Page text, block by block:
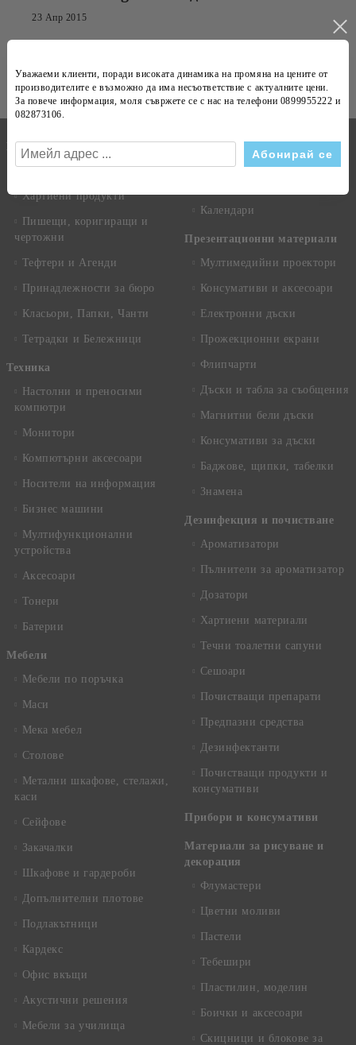
23 Апр 2015
Виж всички
Канцеларски материали
Копирна хартия
Хартиени продукти
Пишещи, коригиращи и
чертожни
Тефтери и Агенди
Принадлежности за бюро
Класьори, Папки, Чанти
Тетрадки и Бележници
Техника
Настолни и преносими
компютри
Монитори
Компютърни аксесоари
Носители на информация
Бизнес машини
Мултифункционални
устройства
Аксесоари
Тонери
Батерии
Mебели
Мебели по поръчка
Маси
Мека мебел
Столове
Метални шкафове, стелажи,
каси
Сейфове
Закачалки
Шкафове и гардероби
Допълнителни плотове
Подлакътници
Кардекс
Офис вкъщи
Акустични решения
Мебели за училища
Календари
Презентационни материали
Мултимедийни проектори
Консумативи и аксесоари
Електронни дъски
Прожекционни екрани
Флипчарти
Дъски и табла за съобщения
Магнитни бели дъски
Консумативи за дъски
Баджове, щипки, табелки
Знамена
Дезинфекция и почистване
Ароматизатори
Пълнители за ароматизатор
Дозатори
Хартиени материали
Течни тоалетни сапуни
Сешоари
Почистващи препарати
Предпазни средства
Дезинфектанти
Почистващи продукти и
консумативи
Прибори и консумативи
Материали за рисуване и
декорация
Флумастери
Цветни моливи
Пастели
Тебешири
Пластилин, моделин
Боички и аксесоари
Скицници и блокове за
Уважаеми клиенти, поради високата динамика на промяна на цените от
производителите е възможно да има несъответствие с актуалните цени.
За повече информация, моля съвржете се с нас на телефони 0899955222 и
082873106.